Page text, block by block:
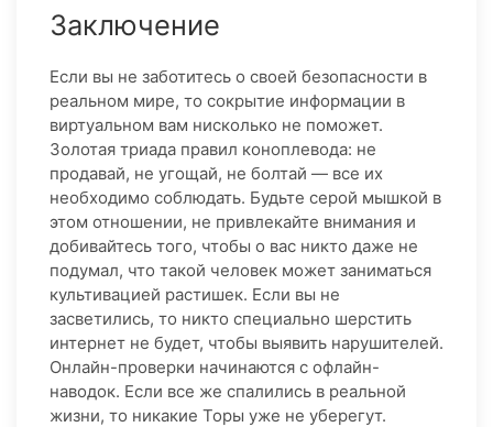
Заключение
Если вы не заботитесь о своей безопасности в
реальном мире, то сокрытие информации в
виртуальном вам нисколько не поможет.
Золотая триада правил коноплевода: не
продавай, не угощай, не болтай — все их
необходимо соблюдать. Будьте серой мышкой в
этом отношении, не привлекайте внимания и
добивайтесь того, чтобы о вас никто даже не
подумал, что такой человек может заниматься
культивацией растишек. Если вы не
засветились, то никто специально шерстить
интернет не будет, чтобы выявить нарушителей.
Онлайн-проверки начинаются с офлайн-
наводок. Если все же спалились в реальной
жизни, то никакие Торы уже не уберегут.